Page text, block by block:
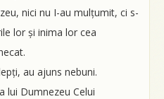
nici nu I-au mulțumit, ci s-
lor și inima lor cea
au ajuns nebuni.
lui Dumnezeu Celui